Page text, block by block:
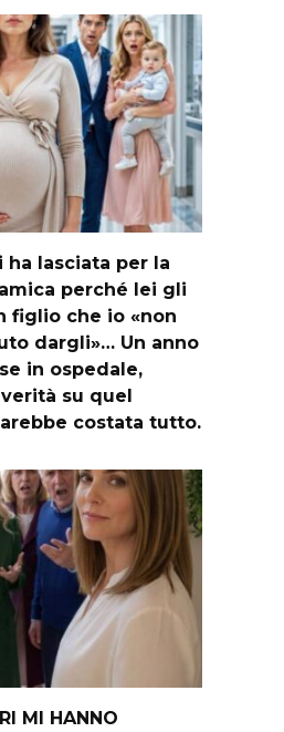
ha lasciata per la
perché lei gli
figlio che io «non
dargli»… Un anno
in ospedale,
su quel
costata tutto.
MI HANNO